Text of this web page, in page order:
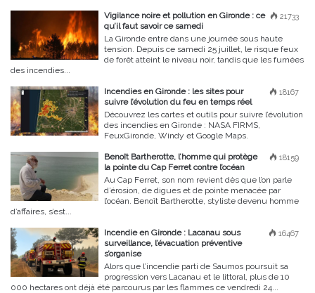
21733
Vigilance noire et pollution en Gironde : ce
qu’il faut savoir ce samedi
La Gironde entre dans une journée sous haute
tension. Depuis ce samedi 25 juillet, le risque feux
de forêt atteint le niveau noir, tandis que les fumées
des incendies...
18167
Incendies en Gironde : les sites pour
suivre l’évolution du feu en temps réel
Découvrez les cartes et outils pour suivre l’évolution
des incendies en Gironde : NASA FIRMS,
FeuxGironde, Windy et Google Maps.
18159
Benoît Bartherotte, l’homme qui protège
la pointe du Cap Ferret contre l’océan
Au Cap Ferret, son nom revient dès que l’on parle
d’érosion, de digues et de pointe menacée par
l’océan. Benoît Bartherotte, styliste devenu homme
d’affaires, s’est...
16467
Incendie en Gironde : Lacanau sous
surveillance, l’évacuation préventive
s’organise
Alors que l’incendie parti de Saumos poursuit sa
progression vers Lacanau et le littoral, plus de 10
000 hectares ont déjà été parcourus par les flammes ce vendredi 24...